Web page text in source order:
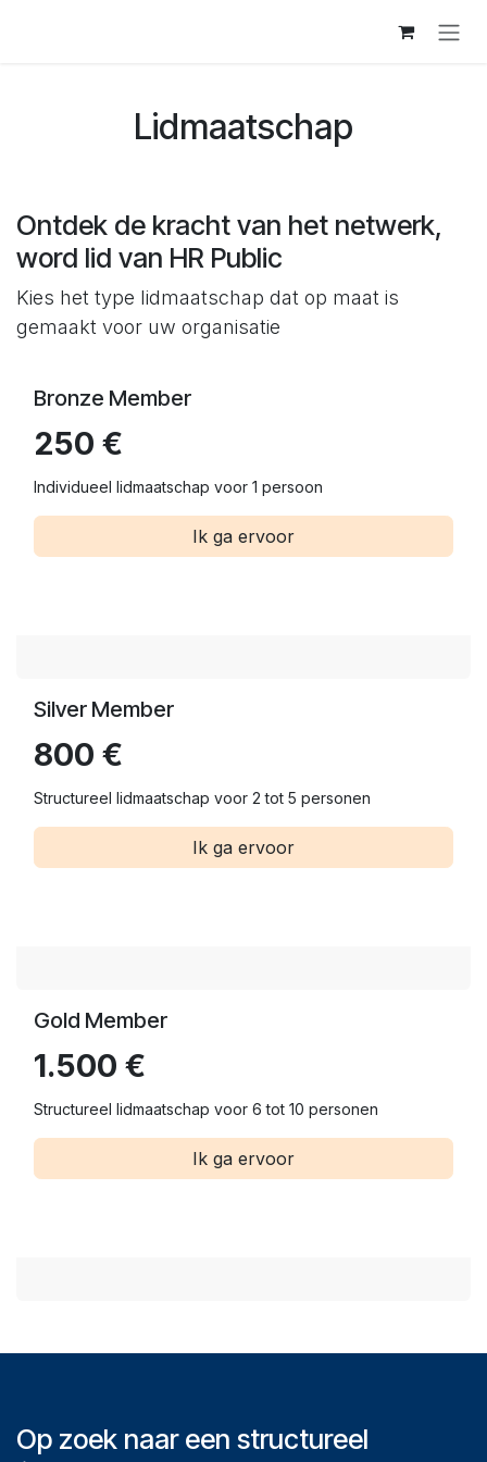
Lidmaatschap
Ontdek de kracht van het netwerk,
word lid van HR Public
Kies het type lidmaatschap dat op maat is
gemaakt voor uw organisatie
Bronze Member
250 €
Individueel lidmaatschap voor 1 persoon
Ik ga ervoor
Silver Member
800 €
Structureel lidmaatschap voor 2 tot 5 personen
Ik ga ervoor
Gold Member
1.500 €
Structureel lidmaatschap voor 6 tot 10 personen
Ik ga ervoor
Op zoek naar een structureel